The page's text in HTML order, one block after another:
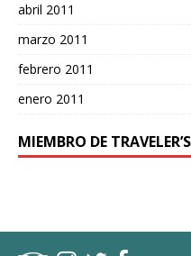
abril 2011
marzo 2011
febrero 2011
enero 2011
MIEMBRO DE